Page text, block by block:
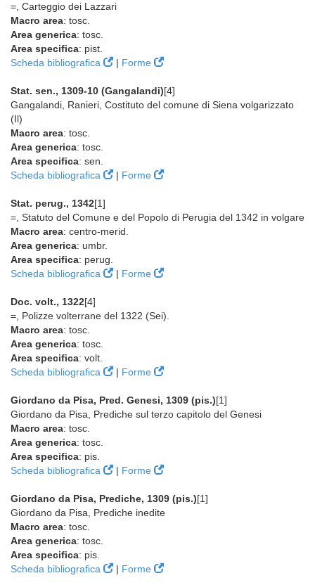
=, Carteggio dei Lazzari
Macro area: tosc.
Area generica: tosc.
Area specifica: pist.
Scheda bibliografica
| Forme
Stat. sen., 1309-10 (Gangalandi)[4]
Gangalandi, Ranieri, Costituto del comune di Siena volgarizzato
(Il)
Macro area: tosc.
Area generica: tosc.
Area specifica: sen.
Scheda bibliografica
| Forme
Stat. perug., 1342[1]
=, Statuto del Comune e del Popolo di Perugia del 1342 in volgare
Macro area: centro-merid.
Area generica: umbr.
Area specifica: perug.
Scheda bibliografica
| Forme
Doc. volt., 1322[4]
=, Polizze volterrane del 1322 (Sei).
Macro area: tosc.
Area generica: tosc.
Area specifica: volt.
Scheda bibliografica
| Forme
Giordano da Pisa, Pred. Genesi, 1309 (pis.)[1]
Giordano da Pisa, Prediche sul terzo capitolo del Genesi
Macro area: tosc.
Area generica: tosc.
Area specifica: pis.
Scheda bibliografica
| Forme
Giordano da Pisa, Prediche, 1309 (pis.)[1]
Giordano da Pisa, Prediche inedite
Macro area: tosc.
Area generica: tosc.
Area specifica: pis.
Scheda bibliografica
| Forme